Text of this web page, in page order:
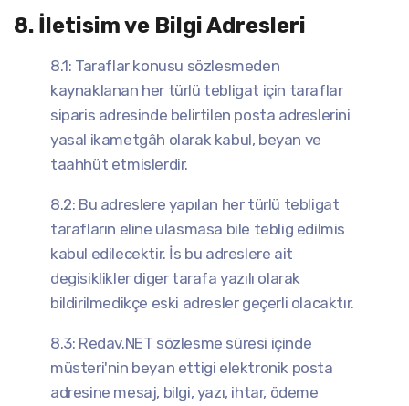
8. İletisim ve Bilgi Adresleri
8.1: Taraflar konusu sözlesmeden
kaynaklanan her türlü tebligat için taraflar
siparis adresinde belirtilen posta adreslerini
yasal ikametgâh olarak kabul, beyan ve
taahhüt etmislerdir.
8.2: Bu adreslere yapılan her türlü tebligat
tarafların eline ulasmasa bile teblig edilmis
kabul edilecektir. İs bu adreslere ait
degisiklikler diger tarafa yazılı olarak
bildirilmedikçe eski adresler geçerli olacaktır.
8.3: Redav.NET sözlesme süresi içinde
müsteri'nin beyan ettigi elektronik posta
adresine mesaj, bilgi, yazı, ihtar, ödeme